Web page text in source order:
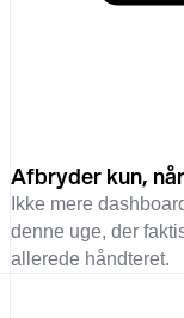
Afbryder kun,
Ikke mere
denne uge, der
allerede håndteret.